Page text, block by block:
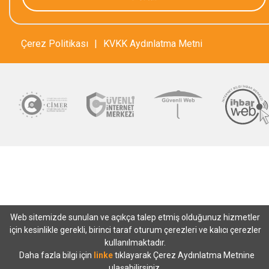
Çerez Politikası KVKK Aydınlatma Metni
Web sitemizde sunulan ve açıkça talep etmiş olduğunuz hizmetler
için kesinlikle gerekli, birinci taraf oturum çerezleri ve kalıcı çerezler
kullanılmaktadır.
Daha fazla bilgi için linketıklayarak Çerez Aydınlatma Metnine